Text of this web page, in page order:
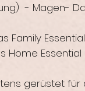
- Magen-
Family
Home Essential
gerüstet für